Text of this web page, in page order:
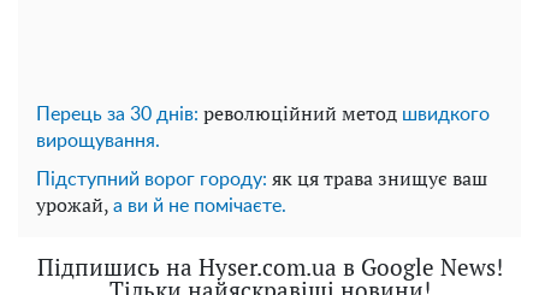
Перець за 30 днів: революційний метод швидкого
вирощування.
Підступний ворог городу: як ця трава знищує ваш
урожай, а ви й не помічаєте.
Підпишись на Hyser.com.ua в Google News!